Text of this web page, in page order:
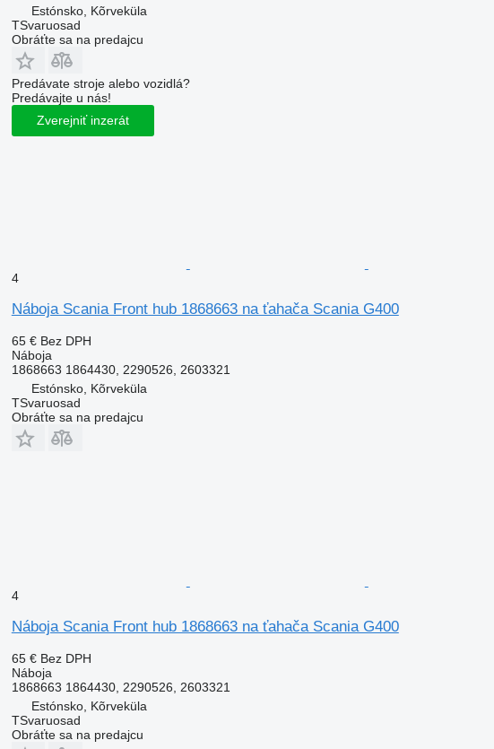
Estónsko, Kõrveküla
TSvaruosad
Obráťte sa na predajcu
Predávate stroje alebo vozidlá?
Predávajte u nás!
Zverejniť inzerát
4
Náboja Scania Front hub 1868663 na ťahača Scania G400
65 € Bez DPH
Náboja
1868663 1864430, 2290526, 2603321
Estónsko, Kõrveküla
TSvaruosad
Obráťte sa na predajcu
4
Náboja Scania Front hub 1868663 na ťahača Scania G400
65 € Bez DPH
Náboja
1868663 1864430, 2290526, 2603321
Estónsko, Kõrveküla
TSvaruosad
Obráťte sa na predajcu